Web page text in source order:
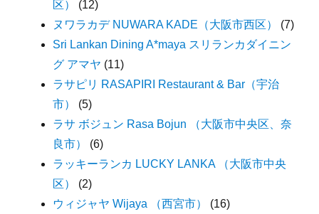
区）
(12)
ヌワラカデ NUWARA KADE（大阪市西区）
(7)
Sri Lankan Dining A*maya スリランカダイニン
グ アマヤ (11)
ラサピリ RASAPIRI Restaurant & Bar（宇治
市）
(5)
ラサ ボジュン Rasa Bojun （大阪市中央区、奈
良市）
(6)
ラッキーランカ LUCKY LANKA （大阪市中央
区）
(2)
ウィジャヤ Wijaya （西宮市）
(16)